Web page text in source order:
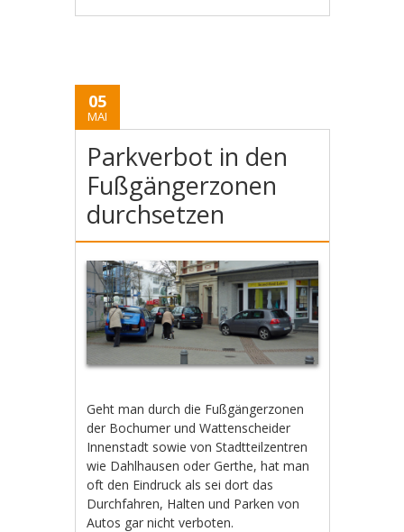
05
MAI
Parkverbot in den
Fußgängerzonen
durchsetzen
Geht man durch die Fußgängerzonen
der Bochumer und Wattenscheider
Innenstadt sowie von Stadtteilzentren
wie Dahlhausen oder Gerthe, hat man
oft den Eindruck als sei dort das
Durchfahren, Halten und Parken von
Autos gar nicht verboten.